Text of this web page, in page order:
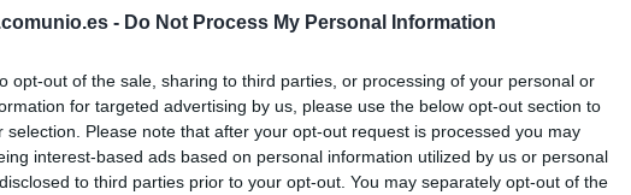
- Do Not Process My Personal Information
opt-out of the sale, sharing to third parties, or processing of your personal or
for targeted advertising by us, please use the below opt-out section to
selection. Please note that after your opt-out request is processed you may
interest-based ads based on personal information utilized by us or personal
to third parties prior to your opt-out. You may separately opt-out of the
es el mejor defensa del juego tras 14 jornadas
marcado hasta la fecha 3 goles.